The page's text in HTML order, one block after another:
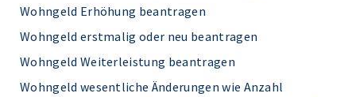
Wohngeld Erhöhung beantragen
Wohngeld erstmalig oder neu beantragen
Wohngeld Weiterleistung beantragen
Wohngeld wesentliche Änderungen wie Anzahl